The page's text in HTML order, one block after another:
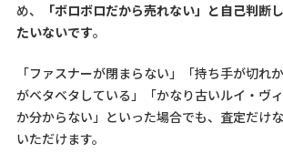
め、
「ボロボロだから売れない」と自己判断
たいないです。
「ファスナーが閉まらない」「持ち手が切れ
がベタベタしている」「かなり古いルイ・ヴ
か分からない」といった場合でも、査定だけ
いただけます。